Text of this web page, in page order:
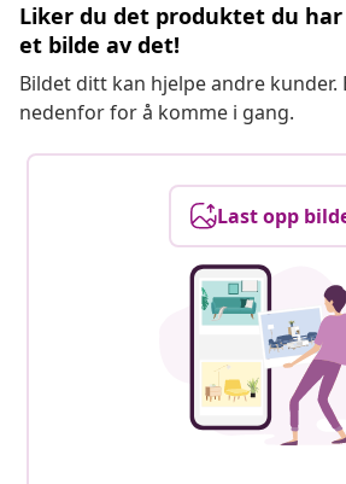
Liker du det produktet du
et bilde av det!
Bildet ditt kan hjelpe andre kunder.
nedenfor for å komme i gang.
Last opp